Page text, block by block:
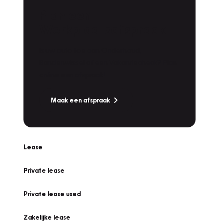
Maak een afspraak
Lease
Private lease
Private lease used
Zakelijke lease